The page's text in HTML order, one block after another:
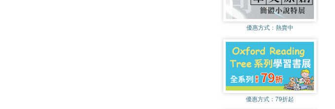
優惠方式： 熱賣中
優惠方式： 79折起